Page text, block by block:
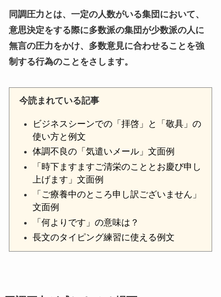
同調圧力とは、一定の人数がいる集団において、
意思決定をする際に多数派の集団が少数派の人に
無言の圧力をかけ、多数意見に合わせることを強
制する行為のことをさします。
今読まれている記事
ビジネスシーンでの「拝啓」と「敬具」の
使い方と例文
体調不良の「気遣いメール」文面例
「時下ますますご清栄のこととお慶び申し
上げます」文面例
「ご療養中のところ申し訳ございません」
文面例
「何よりです」の意味は？
長文のタイピング練習に使える例文